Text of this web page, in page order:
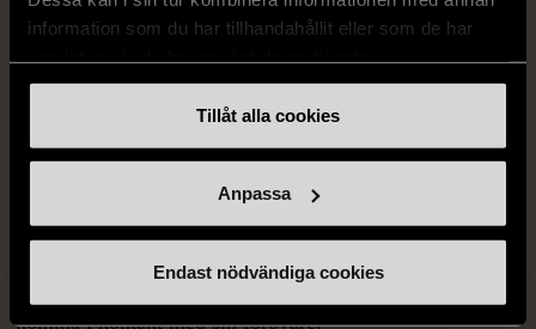
information som du har tillhandahållit eller som de har
Tillåt alla cookies
Anpassa
Endast nödvändiga cookies
och erbjuder stöd utifrån varje individs behov, så att våra
hyresgäster kan bo bra och bo kvar.
För kvinnor som varit utsatta för ekonomiskt våld kan
stödet från bobyrån ofta handla om hjälp med att reda i
deras privatekonomi eller få hjälp med skuldsanering.
Det kan även röra sig om lösningar för att värna deras
sin digitala spårbarhet eller på andra sätt undvika att
komma i kontakt med sin förövare.